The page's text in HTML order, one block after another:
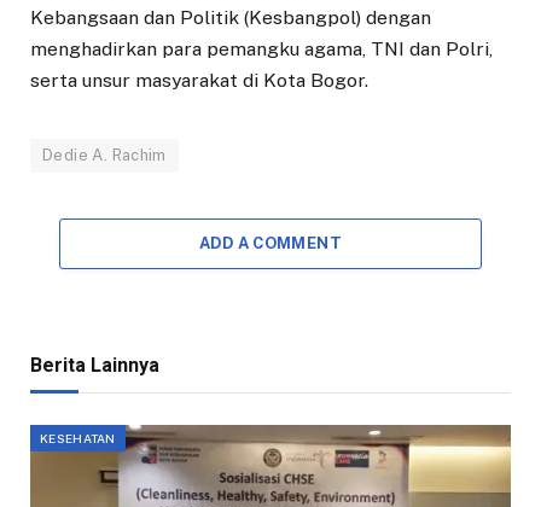
Kebangsaan dan Politik (Kesbangpol) dengan
menghadirkan para pemangku agama, TNI dan Polri,
serta unsur masyarakat di Kota Bogor.
Dedie A. Rachim
ADD A COMMENT
Berita Lainnya
KESEHATAN